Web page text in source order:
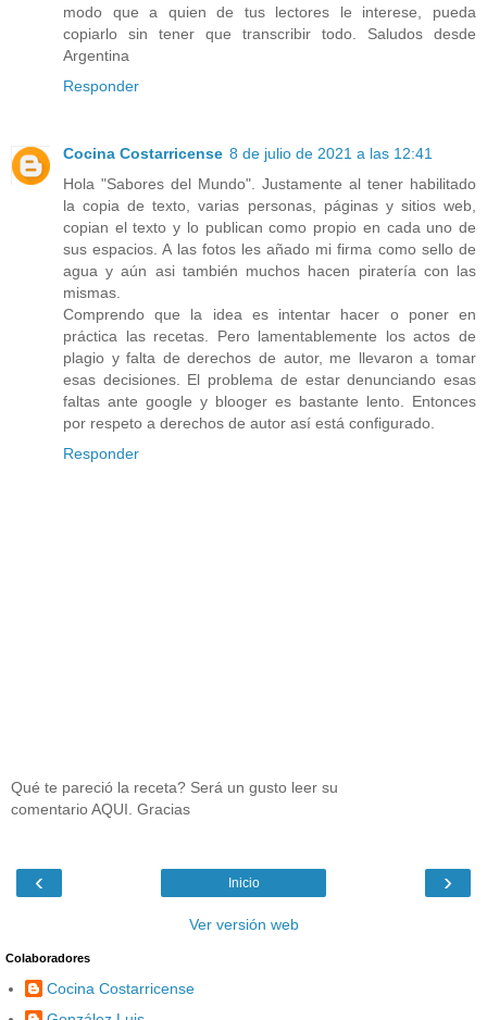
modo que a quien de tus lectores le interese, pueda
copiarlo sin tener que transcribir todo. Saludos desde
Argentina
Responder
Cocina Costarricense 8 de julio de 2021 a las 12:41
Hola "Sabores del Mundo". Justamente al tener habilitado
la copia de texto, varias personas, páginas y sitios web,
copian el texto y lo publican como propio en cada uno de
sus espacios. A las fotos les añado mi firma como sello de
agua y aún asi también muchos hacen piratería con las
mismas.
Comprendo que la idea es intentar hacer o poner en
práctica las recetas. Pero lamentablemente los actos de
plagio y falta de derechos de autor, me llevaron a tomar
esas decisiones. El problema de estar denunciando esas
faltas ante google y blooger es bastante lento. Entonces
por respeto a derechos de autor así está configurado.
Responder
Qué te pareció la receta? Será un gusto leer su
comentario AQUI. Gracias
‹ ›
Inicio
Ver versión web
Colaboradores
Cocina Costarricense